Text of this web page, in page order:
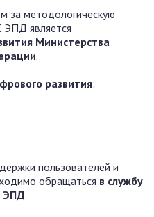
за методологическую
ЭПД является
Министерства
.
развития:
пользователей и
обращаться в службу
ЭПД.